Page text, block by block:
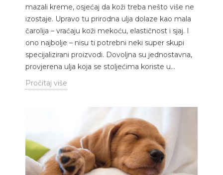
mazali kreme, osjećaj da koži treba nešto više ne
izostaje. Upravo tu prirodna ulja dolaze kao mala
čarolija – vraćaju koži mekoću, elastičnost i sjaj. I
ono najbolje – nisu ti potrebni neki super skupi
specijalizirani proizvodi. Dovoljna su jednostavna,
provjerena ulja koja se stoljećima koriste u...
Pročitaj više